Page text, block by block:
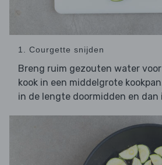
1. Courgette snijden
Breng ruim gezouten water
kook in een middelgrote
in de lengte doormidden en dan